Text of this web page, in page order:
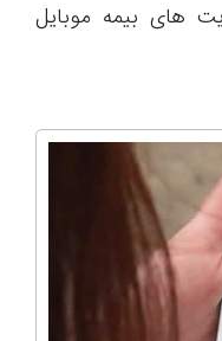
های بیمه موبایل